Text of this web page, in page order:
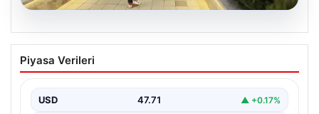
05.08.2026
Menderes Belediyesi Hakkındaki
Soruşturmada Firari Başkan Yardımcısı
İzmir'de Menderes Belediyesi'ne yönelik geniş çaplı
Piyasa Verileri
USD 47.71 ▲ +0.17%